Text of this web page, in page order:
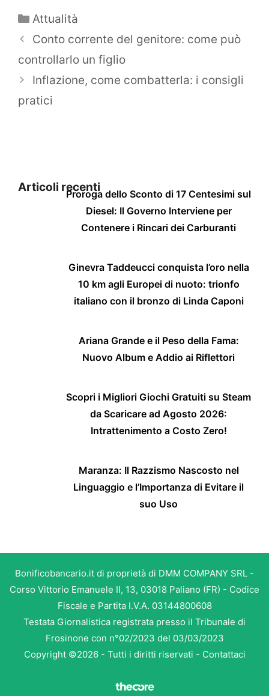
Categorie
Attualità
Conto corrente del genitore: come può
controllarlo un figlio
Inflazione, come combatterla: i consigli
pratici
Articoli recentiProroga dello Sconto di 17 Centesimi sul
Diesel: Il Governo Interviene per
Contenere i Rincari dei Carburanti
Ginevra Taddeucci conquista l’oro nella
10 km agli Europei di nuoto: trionfo
italiano con il bronzo di Linda Caponi
Ariana Grande e il Peso della Fama:
Nuovo Album e Addio ai Riflettori
Scopri i Migliori Giochi Gratuiti su Steam
da Scaricare ad Agosto 2026:
Intrattenimento a Costo Zero!
Maranza: Il Razzismo Nascosto nel
Linguaggio e l’Importanza di Evitare il
suo Uso
Bonificobancario.it di proprietà di DMM COMPANY SRL -
Corso Vittorio Emanuele II, 13, 03018 Paliano (FR) - Codice
Fiscale e Partita I.V.A. 03144800608
Testata Giornalistica registrata presso il Tribunale di
Frosinone con n°02/2023 del 03/03/2023
Copyright ©2026 - Tutti i diritti riservati - Contattaci